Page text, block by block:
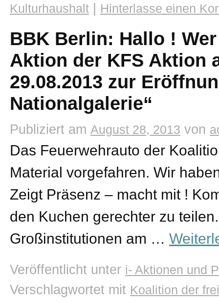
Kulturhaushalt | Hinterlasse einen
BBK Berlin: Hallo !
Aktion der KFS Aktion
29.08.2013 zur
Nationalgalerie“
Publiziert am August 28, 2013 von
Das Feuerwehrauto der
Material vorgefahren. Wir
Zeigt Präsenz – macht mit !
den Kuchen gerechter zu
Großinstitutionen am …
Veröffentlicht unter i- Aktionen und
Verschlagwortet mit Koalition der